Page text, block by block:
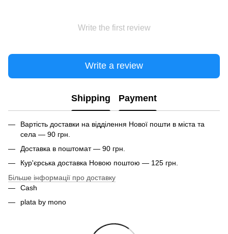
Write the first review
Write a review
Shipping Payment
Вартість доставки на відділення Нової пошти в міста та
села — 90 грн.
Доставка в поштомат — 90 грн.
Кур'єрська доставка Новою поштою — 125 грн.
Більше інформації про доставку
Cash
plata by mono